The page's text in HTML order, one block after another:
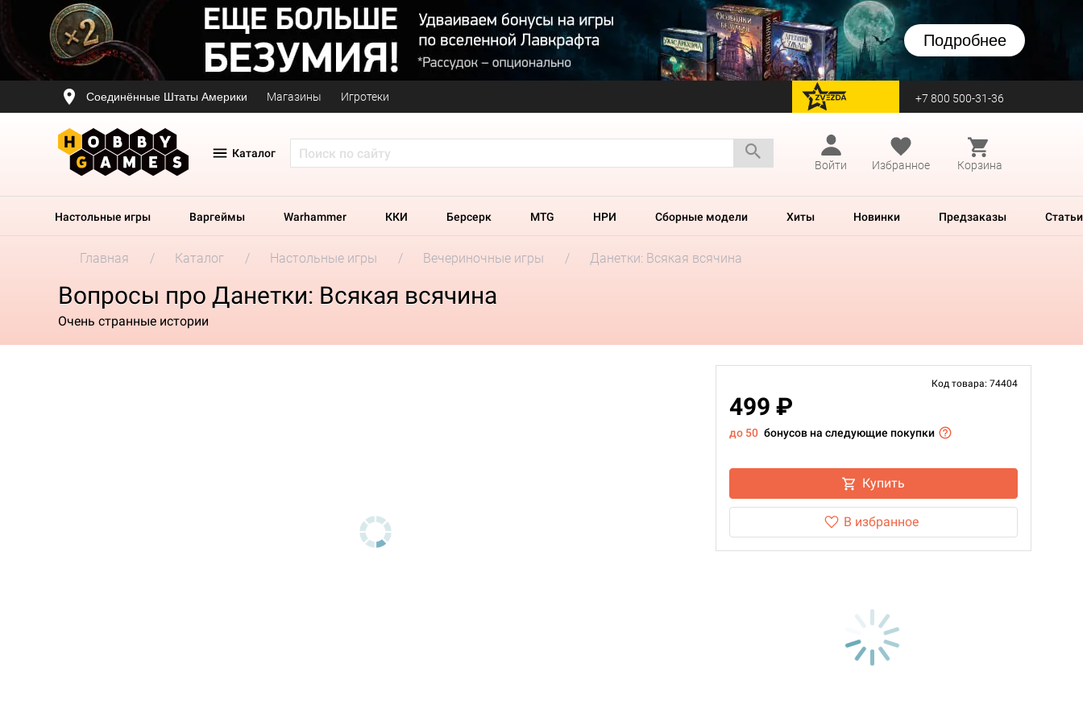
Подробнее
Соединённые Штаты Америки Магазины Игротеки перейти на Zvezda +7 800 500-31-36
Каталог
Войти
Избранное Корзина
Настольные игры Варгеймы Warhammer ККИ Берсерк MTG НРИ Сборные модели Хиты Новинки Предзаказы Статьи
Главная Каталог Настольные игры Вечериночные игры Данетки: Всякая всячина
Вопросы про Данетки: Всякая всячина
Очень странные истории
Код товара: 74404
499 ₽
до 50 бонусов на следующие покупки
Купить
В избранное